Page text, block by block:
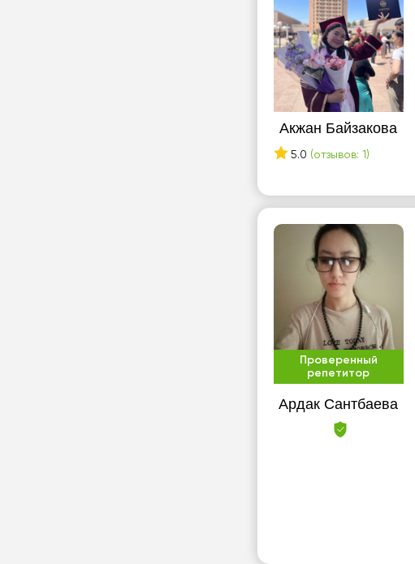
Акжан Байзакова
5.0 (отзывов: 1)
Проверенный
репетитор
Ардак Сантбаева